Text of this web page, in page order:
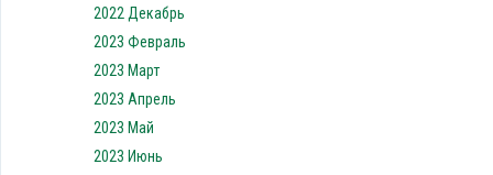
2022 Декабрь
2023 Февраль
2023 Март
2023 Апрель
2023 Май
2023 Июнь